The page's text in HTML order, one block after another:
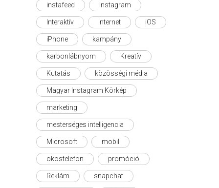
instafeed instagram
Interaktív internet iOS
iPhone kampány
karbonlábnyom Kreatív
Kutatás közösségi média
Magyar Instagram Körkép
marketing
mesterséges intelligencia
Microsoft mobil
okostelefon promóció
Reklám snapchat